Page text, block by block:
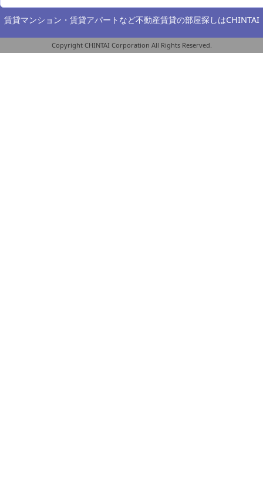
賃貸マンション・賃貸アパートなど不動産賃貸の部屋探しはCHINTAI
Copyright CHINTAI Corporation All Rights Reserved.